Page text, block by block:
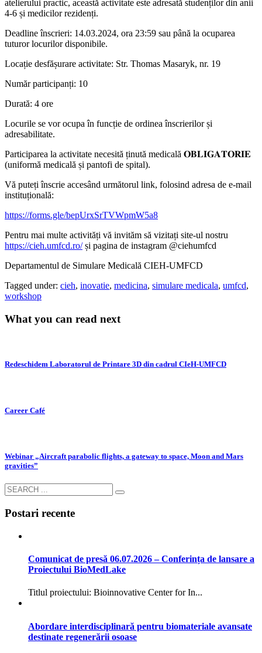
atelierului practic, această activitate este adresată studenților din anii
4-6 și medicilor rezidenți.
Deadline înscrieri: 14.03.2024, ora 23:59 sau până la ocuparea
tuturor locurilor disponibile.
Locație desfășurare activitate: Str. Thomas Masaryk, nr. 19
Număr participanți: 10
Durată: 4 ore
Locurile se vor ocupa în funcție de ordinea înscrierilor și
adresabilitate.
Participarea la activitate necesită ținută medicală 𝐎𝐁𝐋𝐈𝐆𝐀𝐓𝐎𝐑𝐈𝐄
(uniformă medicală și pantofi de spital).
Vă puteți înscrie accesând următorul link, folosind adresa de e-mail
instituțională:
https://forms.gle/bepUrxSrTVWpmW5a8
Pentru mai multe activități vă invităm să vizitați site-ul nostru
https://cieh.umfcd.ro/și pagina de instagram @ciehumfcd
Departamentul de Simulare Medicală CIEH-UMFCD
Tagged under: cieh, inovatie, medicina, simulare medicala, umfcd,
workshop
What you can read next
Redeschidem Laboratorul de Printare 3D din cadrul CIeH-UMFCD
Career Café
Webinar „Aircraft parabolic flights, a gateway to space, Moon and Mars
gravities”
Postari recente
Comunicat de presă 06.07.2026 – Conferința de lansare a
Proiectului BioMedLake
Titlul proiectului: Bioinnovative Center for In...
Abordare interdisciplinară pentru biomateriale avansate
destinate regenerării osoase